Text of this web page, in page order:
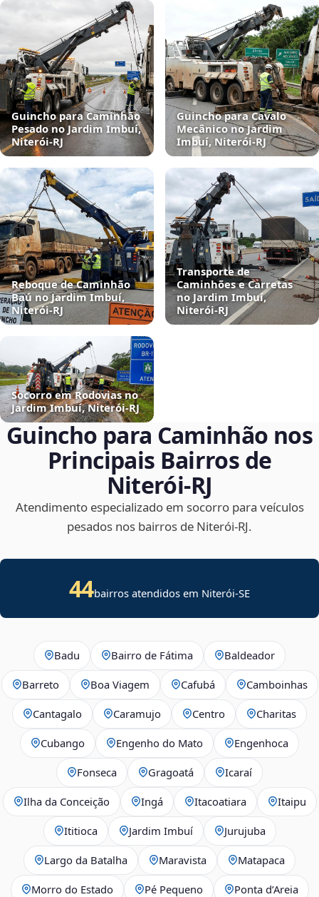
Guincho para Caminhão
Pesado no Jardim Imbuí,
Niterói‑RJ
Guincho para Cavalo
Mecânico no Jardim
Imbuí, Niterói‑RJ
Reboque de Caminhão
Baú no Jardim Imbuí,
Niterói‑RJ
Transporte de
Caminhões e Carretas
no Jardim Imbuí,
Niterói‑RJ
Socorro em Rodovias no
Jardim Imbuí, Niterói‑RJ
Guincho para Caminhão nos
Principais Bairros de
Niterói‑RJ
Atendimento especializado em socorro para veículos
pesados nos bairros de Niterói‑RJ.
44bairros atendidos em Niterói-SE
Badu Bairro de Fátima Baldeador
Barreto Boa Viagem Cafubá Camboinhas
Cantagalo Caramujo Centro Charitas
Cubango Engenho do Mato Engenhoca
Fonseca Gragoatá Icaraí
Ilha da Conceição Ingá Itacoatiara Itaipu
Ititioca Jardim Imbuí Jurujuba
Largo da Batalha Maravista Matapaca
Morro do Estado Pé Pequeno Ponta d’Areia